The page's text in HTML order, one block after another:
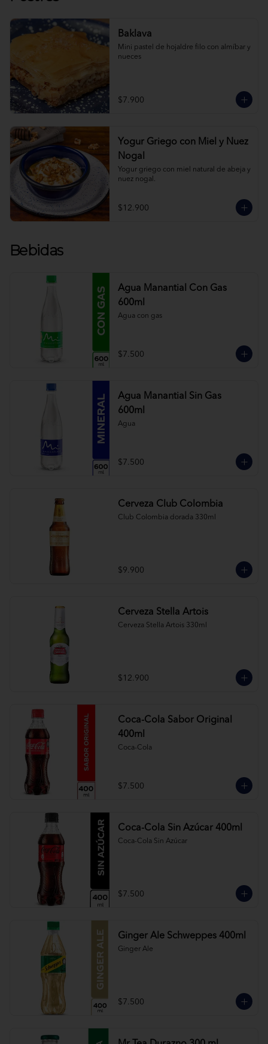
Baklava
Mini pastel de hojaldre filo con almíbar y
nueces
$7.900
Yogur Griego con Miel y Nuez
Nogal
Yogur griego con miel natural de abeja y
nuez nogal.
$12.900
Bebidas
Agua Manantial Con Gas
600ml
Agua con gas
$7.500
Agua Manantial Sin Gas
600ml
Agua
$7.500
Cerveza Club Colombia
Club Colombia dorada 330ml
$9.900
Cerveza Stella Artois
Cerveza Stella Artois 330ml
$12.900
Coca-Cola Sabor Original
400ml
Coca-Cola
$7.500
Coca-Cola Sin Azúcar 400ml
Coca-Cola Sin Azúcar
$7.500
Ginger Ale Schweppes 400ml
Ginger Ale
$7.500